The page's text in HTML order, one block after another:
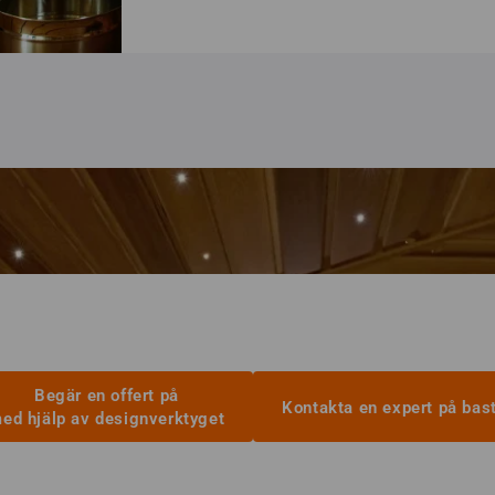
Begär en offert på
hjälp av designverktyget
Kontakta en expert på